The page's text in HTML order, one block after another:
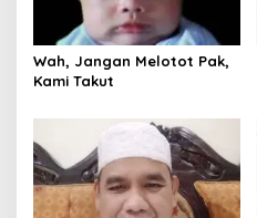
Wah, Jangan Melotot Pak,
Kami Takut